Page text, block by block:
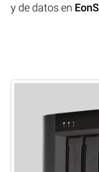
y de datos en